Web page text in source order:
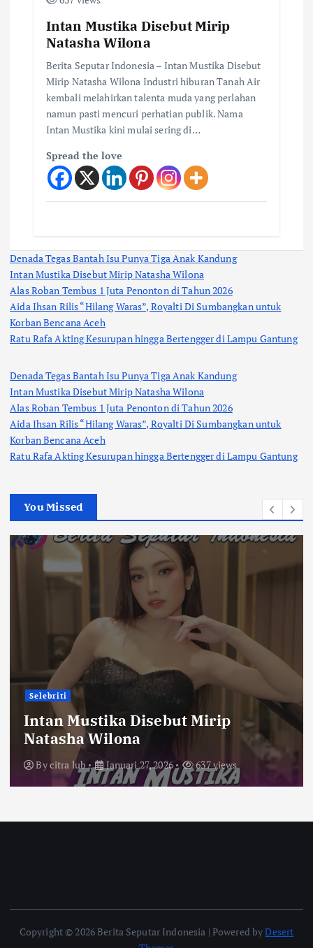
Intan Mustika Disebut Mirip
Natasha Wilona
Berita Seputar Indonesia – Intan Mustika Disebut
Mirip Natasha Wilona Industri hiburan Tanah Air
kembali melahirkan talenta muda yang perlahan
namun pasti mencuri perhatian publik. Nama
Intan Mustika kini mulai sering di…
Spread the love
Denada Tegas Bantah Isu Punya Tiga Anak Kandung
Intan Mustika Disebut Mirip Natasha Wilona
Alas Roban Tembus 1 Juta Penonton di Tahun 2026
Aida Ihsan Rilis “Hilang Waras”, Royalti Di Sumbangkan untuk
Korban Bencana Aceh
Ratu Rafa Akting Kesurupan hingga Bertengger di Lampu Gantung
Denada Tegas Bantah Isu Punya Tiga Anak Kandung
Intan Mustika Disebut Mirip Natasha Wilona
Alas Roban Tembus 1 Juta Penonton di Tahun 2026
Aida Ihsan Rilis “Hilang Waras”, Royalti Di Sumbangkan untuk
Korban Bencana Aceh
Ratu Rafa Akting Kesurupan hingga Bertengger di Lampu Gantung
You Missed
Selebriti
Intan Mustika Disebut Mirip
Natasha Wilona
Bycitra lub Januari 27, 2026 637 views
Copyright © 2026 Berita Seputar Indonesia | Powered byDesert